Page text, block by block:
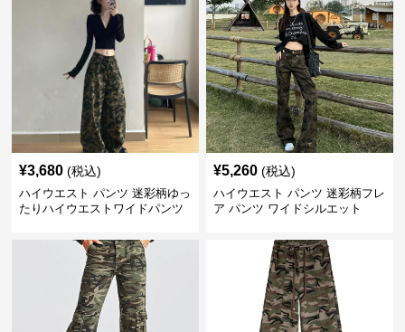
¥3,680 (税込)
ハイウエスト パンツ 迷彩柄ゆっ
たりハイウエストワイドパンツ
¥5,260 (税込)
ハイウエスト パンツ 迷彩柄フレ
ア パンツ ワイドシルエット